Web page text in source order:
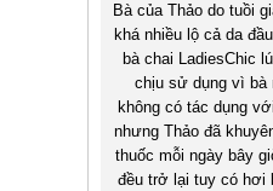
Bà của Thảo do tuồi
khá nhiều lộ cả da
bà chai LadiesChic
chịu sử dụng vì bà
không có tác dụng
nhưng Thảo đã
thuốc mỗi ngày bây
đều trở lại tuy có hơi